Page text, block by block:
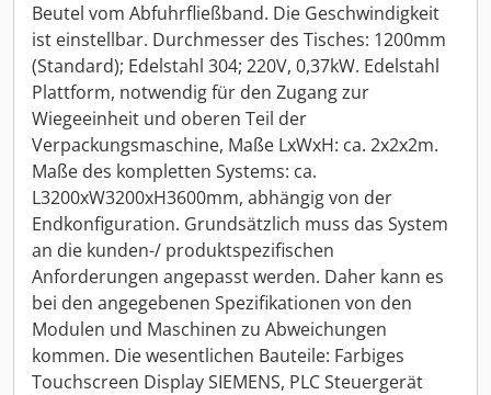
Beutel vom Abfuhrfließband. Die Geschwindigkeit
ist einstellbar. Durchmesser des Tisches: 1200mm
(Standard); Edelstahl 304; 220V, 0,37kW. Edelstahl
Plattform, notwendig für den Zugang zur
Wiegeeinheit und oberen Teil der
Verpackungsmaschine, Maße LxWxH: ca. 2x2x2m.
Maße des kompletten Systems: ca.
L3200xW3200xH3600mm, abhängig von der
Endkonfiguration. Grundsätzlich muss das System
an die kunden-/ produktspezifischen
Anforderungen angepasst werden. Daher kann es
bei den angegebenen Spezifikationen von den
Modulen und Maschinen zu Abweichungen
kommen. Die wesentlichen Bauteile: Farbiges
Touchscreen Display SIEMENS, PLC Steuergerät